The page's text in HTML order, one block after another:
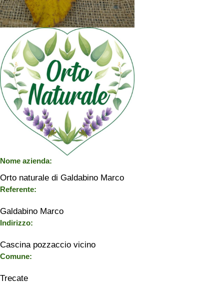
Nome azienda:
Orto naturale di Galdabino Marco
Referente:
Galdabino Marco
Indirizzo:
Cascina pozzaccio vicino
Comune:
Trecate